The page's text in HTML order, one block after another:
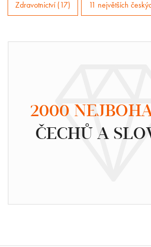
Zdravotnictví (17) 11 největších
2000
ČECHŮ A